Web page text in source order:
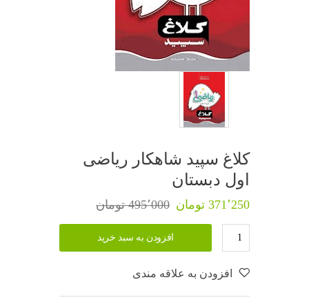
کلاغ سپید شاهکار ریاضی
اول دبستان
371٬250 تومان 495٬000 تومان
افزودن به سبد خرید
افزودن به علاقه مندی